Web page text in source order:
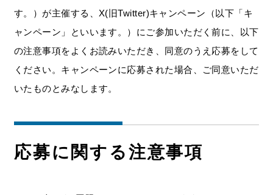
す。）が主催する、X(旧Twitter)キャンペーン（以下「キ
ャンペーン」といいます。）にご参加いただく前に、以下
の注意事項をよくお読みいただき、同意のうえ応募をして
ください。キャンペーンに応募された場合、ご同意いただ
いたものとみなします。
応募に関する注意事項